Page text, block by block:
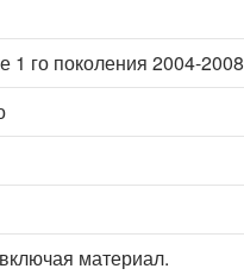
го поколения 2004-2008
материал.